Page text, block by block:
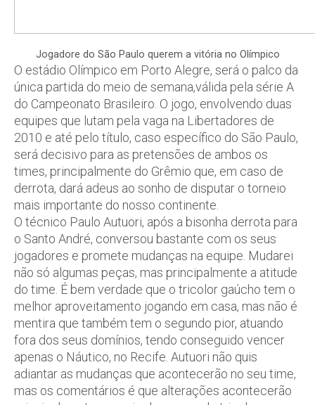
Jogadore do São Paulo querem a vitória no Olímpico
O estádio Olímpico em Porto Alegre, será o palco da
única partida do meio de semana,válida pela série A
do Campeonato Brasileiro. O jogo, envolvendo duas
equipes que lutam pela vaga na Libertadores de
2010 e até pelo título, caso específico do São Paulo,
será decisivo para as pretensões de ambos os
times, principalmente do Grêmio que, em caso de
derrota, dará adeus ao sonho de disputar o torneio
mais importante do nosso continente.
O técnico Paulo Autuori, após a bisonha derrota para
o Santo André, conversou bastante com os seus
jogadores e promete mudanças na equipe. Mudarei
não só algumas peças, mas principalmente a atitude
do time. É bem verdade que o tricolor gaúcho tem o
melhor aproveitamento jogando em casa, mas não é
mentira que também tem o segundo pior, atuando
fora dos seus domínios, tendo conseguido vencer
apenas o Náutico, no Recife. Autuori não quis
adiantar as mudanças que acontecerão no seu time,
mas os comentários é que alterações acontecerão